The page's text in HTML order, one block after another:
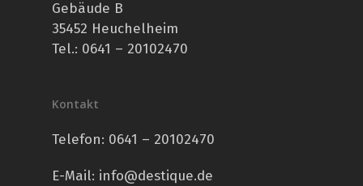
Gebäude B
35452 Heuchelheim
Tel.: 0641 – 20102470
Kontakt
Telefon: 0641 – 20102470
E-Mail: info@destique.de